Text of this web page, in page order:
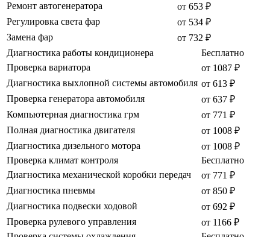
Ремонт автогенератора
от 653 ₽
Регулировка света фар
от 534 ₽
Замена фар
от 732 ₽
Диагностика работы кондиционера
Бесплатно
Проверка вариатора
от 1087 ₽
Диагностика выхлопной системы автомобиля от 613 ₽
Проверка генератора автомобиля
от 637 ₽
Компьютерная диагностика грм
от 771 ₽
Полная диагностика двигателя
от 1008 ₽
Диагностика дизельного мотора
от 1008 ₽
Проверка климат контроля
Бесплатно
Диагностика механической коробки передач
от 771 ₽
Диагностика пневмы
от 850 ₽
Диагностика подвески ходовой
от 692 ₽
Проверка рулевого управления
от 1166 ₽